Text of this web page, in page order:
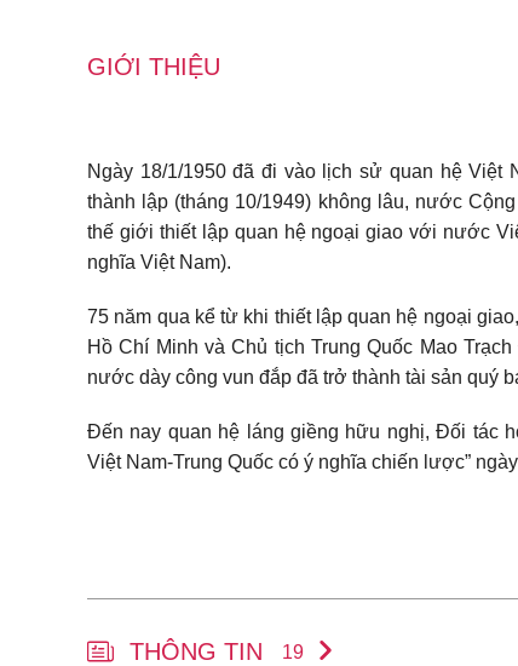
GIỚI THIỆU
Ngày 18/1/1950 đã đi vào lịch sử quan hệ Việt
thành lập (tháng 10/1949) không lâu, nước
thế giới thiết lập quan hệ ngoại giao với nước
nghĩa Việt Nam).
75 năm qua kể từ khi thiết lập quan hệ ngoại
Hồ Chí Minh và Chủ tịch Trung Quốc Mao
nước dày công vun đắp đã trở thành tài sản quý
Đến nay quan hệ láng giềng hữu nghị, Đối tác
Việt Nam-Trung Quốc có ý nghĩa chiến lược”
THÔNG TIN 19